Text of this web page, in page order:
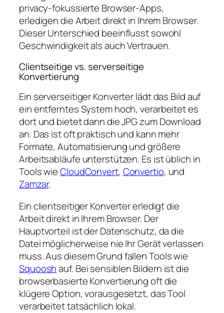
privacy-fokussierte Browser-Apps,
erledigen die Arbeit direkt in Ihrem Browser.
Dieser Unterschied beeinflusst sowohl
Geschwindigkeit als auch Vertrauen.
Clientseitige vs. serverseitige
Konvertierung
Ein serverseitiger Konverter lädt das Bild auf
ein entferntes System hoch, verarbeitet es
dort und bietet dann die JPG zum Download
an. Das ist oft praktisch und kann mehr
Formate, Automatisierung und größere
Arbeitsabläufe unterstützen. Es ist üblich in
Tools wieCloudConvert, Convertio, und
Zamzar.
Ein clientseitiger Konverter erledigt die
Arbeit direkt in Ihrem Browser. Der
Hauptvorteil ist der Datenschutz, da die
Datei möglicherweise nie Ihr Gerät verlassen
muss. Aus diesem Grund fallen Tools wie
Squooshauf. Bei sensiblen Bildern ist die
browserbasierte Konvertierung oft die
klügere Option, vorausgesetzt, das Tool
verarbeitet tatsächlich lokal.